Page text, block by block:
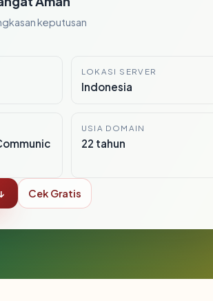
keputusan
LOKASI SERVER
Indonesia
USIA DOMAIN
22 tahun
Cek Gratis